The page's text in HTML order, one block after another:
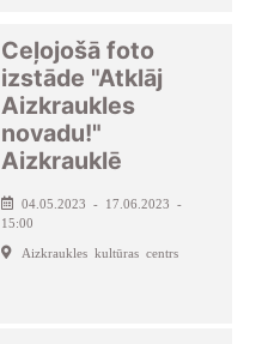
Ceļojošā foto
izstāde "Atklāj
Aizkraukles
novadu!"
Aizkrauklē
04.05.2023 - 17.06.2023 -
15:00
Aizkraukles kultūras centrs